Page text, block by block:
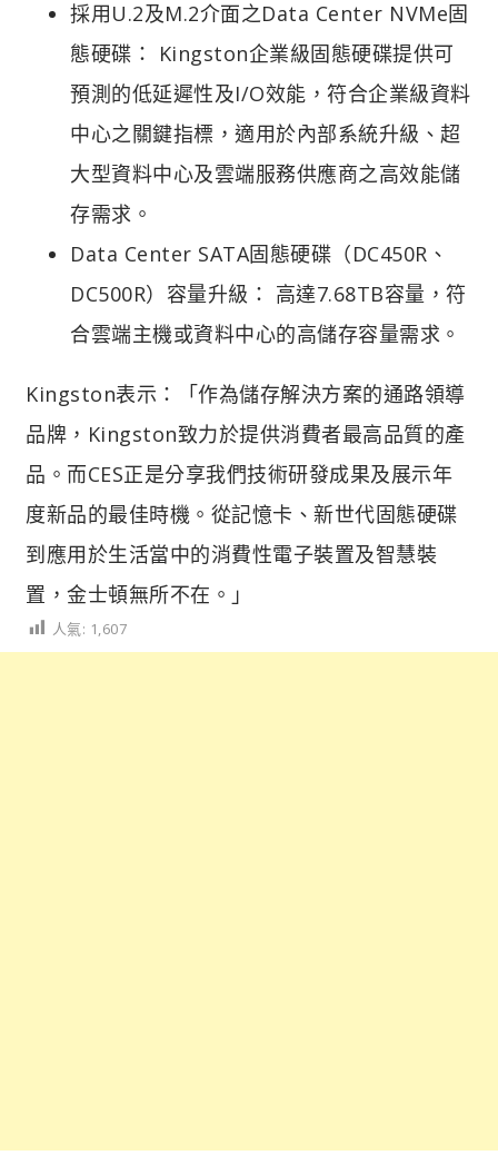
採用U.2及M.2介面之Data Center NVMe固
態硬碟： Kingston企業級固態硬碟提供可
預測的低延遲性及I/O效能，符合企業級資料
中心之關鍵指標，適用於內部系統升級、超
大型資料中心及雲端服務供應商之高效能儲
存需求。
Data Center SATA固態硬碟（DC450R、
DC500R）容量升級： 高達7.68TB容量，符
合雲端主機或資料中心的高儲存容量需求。
Kingston表示：「作為儲存解決方案的通路領導
品牌，Kingston致力於提供消費者最高品質的產
品。而CES正是分享我們技術研發成果及展示年
度新品的最佳時機。從記憶卡、新世代固態硬碟
到應用於生活當中的消費性電子裝置及智慧裝
置，金士頓無所不在。」
人氣: 1,607